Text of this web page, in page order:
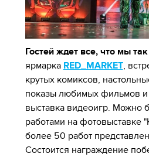
Гостей ждет все, что мы
ярмарка RED_MARKET,
крутых комиксов,
показы любимых фильмов и
выставка видеоигр. Можно
работами на фотовыставке
более 50 работ
Состоится награждение